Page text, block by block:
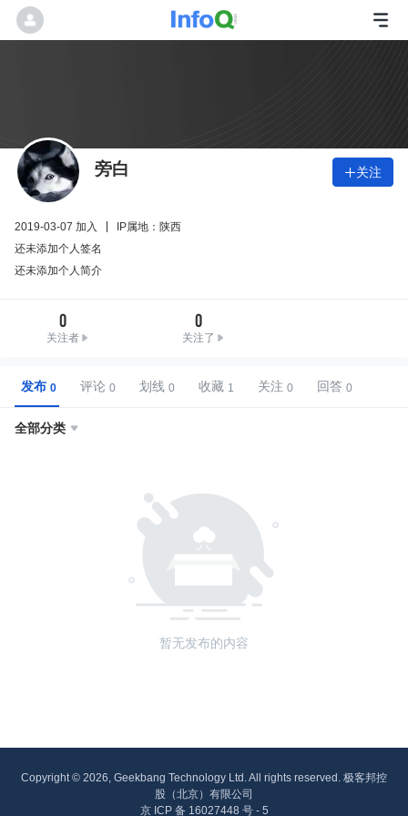
旁白 关注
2019-03-07 加入
IP属地：陕西
还未添加个人签名
还未添加个人简介
0
关注者
0
关注了
发布 评论 划线 收藏 关注 回答
全部分类 
暂无发布的内容
Copyright © 2026, Geekbang Technology Ltd. All rights reserved. 极客邦控
股（北京）有限公司
京 ICP 备 16027448 号 - 5